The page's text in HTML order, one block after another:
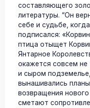
составляющего
литературы. “Он
себе и судьбе,
подписался:
птица отыщет
Янтарное
окажется совсем не
и сыром
вынашивались
возвращения
сметают